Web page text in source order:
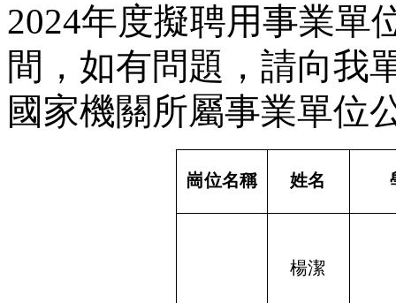
2024年度擬聘用事業單
間，如有問題，請向我
國家機關所屬事業單位
崗位名稱 姓名
楊潔